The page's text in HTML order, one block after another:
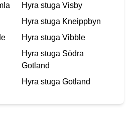
Hyra stuga Visby
Hyra stuga Kneippbyn
Hyra stuga Vibble
Hyra stuga Södra
Gotland
Hyra stuga Gotland